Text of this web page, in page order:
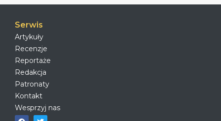
Serwis
Artykuły
Recenzje
Reportaże
Redakcja
Patronaty
Kontakt
Wesprzyj nas